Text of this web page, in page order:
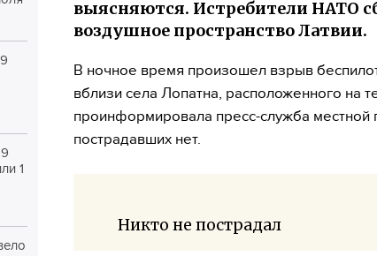
1
выясняются. Истребители НАТО
воздушное пространство Латвии.
В ночное время произошел взрыв
вблизи села Лопатна, расположенного на
проинформировала пресс-служба местной
пострадавших нет.
Никто не пострадал